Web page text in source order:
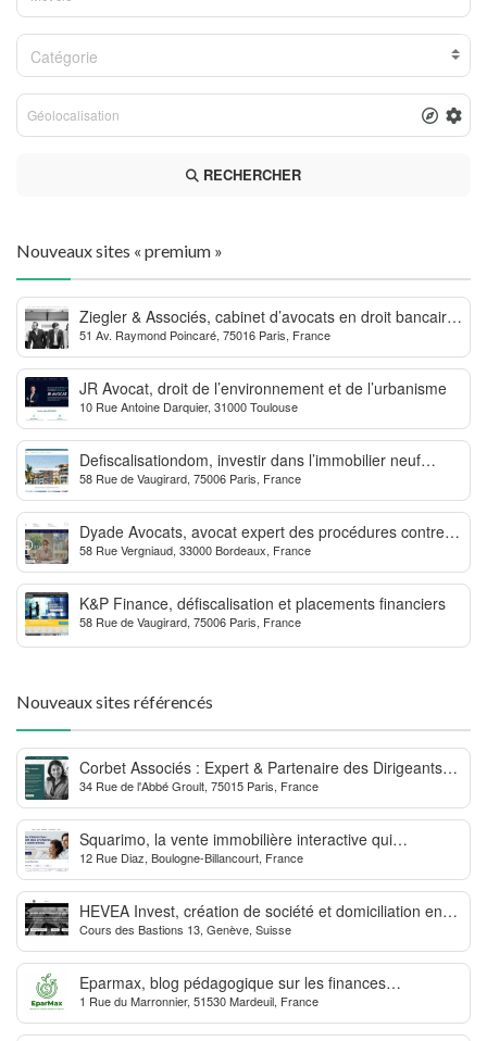
Catégorie
RECHERCHER
Nouveaux sites « premium »
Ziegler & Associés, cabinet d’avocats en droit bancaire,
cryptomonnaie et escroqueries financières
51 Av. Raymond Poincaré, 75016 Paris, France
JR Avocat, droit de l’environnement et de l’urbanisme
10 Rue Antoine Darquier, 31000 Toulouse
Defiscalisationdom, investir dans l’immobilier neuf
Outre-mer
58 Rue de Vaugirard, 75006 Paris, France
Dyade Avocats, avocat expert des procédures contre la
MDPH
58 Rue Vergniaud, 33000 Bordeaux, France
K&P Finance, défiscalisation et placements financiers
58 Rue de Vaugirard, 75006 Paris, France
Nouveaux sites référencés
Corbet Associés : Expert & Partenaire des Dirigeants
d’Entreprise
34 Rue de l'Abbé Groult, 75015 Paris, France
Squarimo, la vente immobilière interactive qui
dynamise les transactions
12 Rue Diaz, Boulogne-Billancourt, France
HEVEA Invest, création de société et domiciliation en
Suisse
Cours des Bastions 13, Genève, Suisse
Eparmax, blog pédagogique sur les finances
personnelles
1 Rue du Marronnier, 51530 Mardeuil, France